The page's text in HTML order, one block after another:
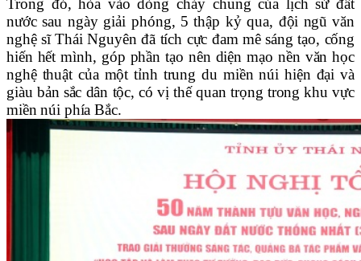
Trong đó, hòa vào dòng chảy chung của lịch sử đất
nước sau ngày giải phóng, 5 thập kỷ qua, đội ngũ văn
nghệ sĩ Thái Nguyên đã tích cực đam mê sáng tạo, cống
hiến hết mình, góp phần tạo nên diện mạo nền văn học
nghệ thuật của một tỉnh trung du miền núi hiện đại và
giàu bản sắc dân tộc, có vị thế quan trọng trong khu vực
miền núi phía Bắc.